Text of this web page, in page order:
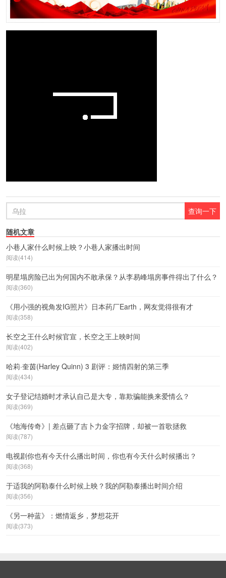
随机文章
小巷人家什么时候上映？小巷人家播出时间
阅读(414)
明星塌房险已出为何国内不敢承保？从李易峰塌房事件得出了什么？
阅读(360)
《用小强的视角发IG照片》日本药厂Earth，网友觉得很有才
阅读(358)
长空之王什么时候官宣，长空之王上映时间
阅读(402)
哈莉·奎茵(Harley Quinn) 3 剧评：姬情四射的第三季
阅读(434)
女子登记结婚时才承认自己是大专，靠欺骗能换来爱情么？
阅读(369)
《地海传奇》| 差点砸了吉卜力金字招牌，却被一首歌拯救
阅读(787)
电视剧你也有今天什么播出时间，你也有今天什么时候播出？
阅读(368)
于适我的阿勒泰什么时候上映？我的阿勒泰播出时间介绍
阅读(356)
《另一种蓝》：燃情返乡，梦想花开
阅读(373)